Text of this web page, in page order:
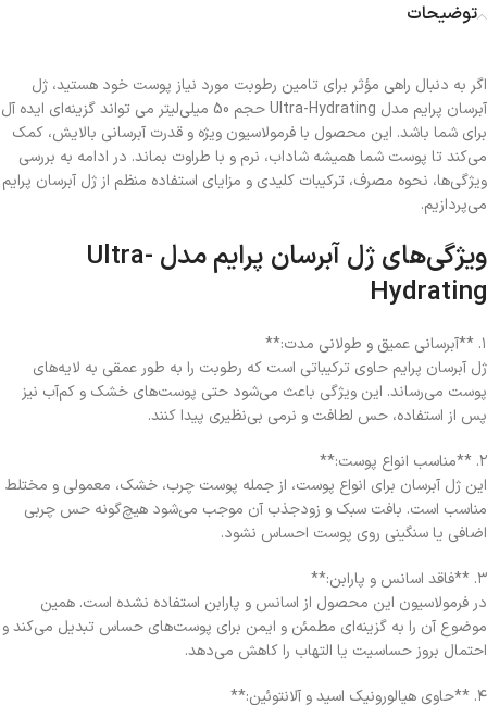
توضیحات
اگر به دنبال راهی مؤثر برای تامین رطوبت مورد نیاز پوست‌ خود هستید، ژل
آبرسان پرایم مدل Ultra-Hydrating حجم 50 میلی‌لیتر می تواند گزینه‌ای ایده آل
برای شما باشد. این محصول با فرمولاسیون ویژه و قدرت آبرسانی بالایش، کمک
می‌کند تا پوست شما همیشه شاداب، نرم و با طراوت بماند. در ادامه به بررسی
ویژگی‌ها، نحوه مصرف، ترکیبات کلیدی و مزایای استفاده منظم از ژل آبرسان پرایم
می‌پردازیم.
ویژگی‌های ژل آبرسان پرایم مدل Ultra-
Hydrating
۱. **آبرسانی عمیق و طولانی مدت:**
ژل آبرسان پرایم حاوی ترکیباتی است که رطوبت را به طور عمقی به لایه‌های
پوست می‌رساند. این ویژگی باعث می‌شود حتی پوست‌های خشک و کم‌آب نیز
پس از استفاده، حس لطافت و نرمی بی‌نظیری پیدا کنند.
۲. **مناسب انواع پوست:**
این ژل آبرسان برای انواع پوست، از جمله پوست چرب، خشک، معمولی و مختلط
مناسب است. بافت سبک و زودجذب آن موجب می‌شود هیچ‌گونه حس چربی
اضافی یا سنگینی روی پوست احساس نشود.
۳. **فاقد اسانس و پارابن:**
در فرمولاسیون این محصول از اسانس و پارابن استفاده نشده است. همین
موضوع آن را به گزینه‌ای مطمئن و ایمن برای پوست‌های حساس تبدیل می‌کند و
احتمال بروز حساسیت یا التهاب را کاهش می‌دهد.
۴. **حاوی هیالورونیک اسید و آلانتوئین:**